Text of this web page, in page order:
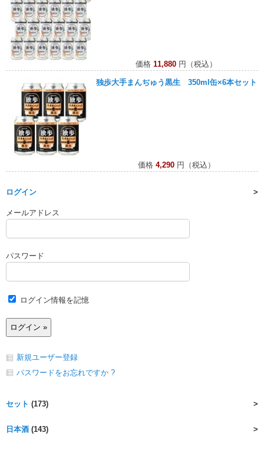
価格 11,880 円（税込）
独歩大手まんぢゅう黒生 350ml缶×6本セット
価格 4,290円（税込）
ログイン
メールアドレス
パスワード
ログイン情報を記憶
新規ユーザー登録
パスワードをお忘れですか ?
セット (173)
日本酒 (143)